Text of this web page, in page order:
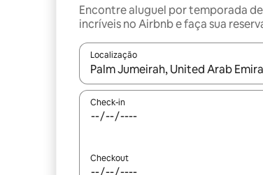
Encontre aluguel por temporada
incríveis no Airbnb e faça sua
Localização
Quando os resultados estiverem
Check-in
Checkout